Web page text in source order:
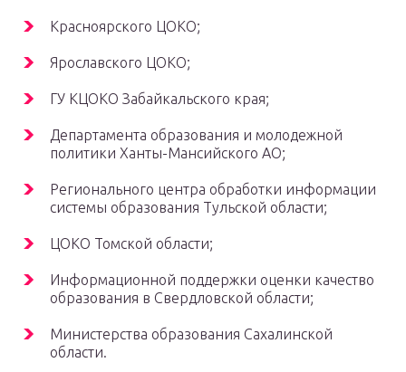
Красноярского ЦОКО;
Ярославского ЦОКО;
ГУ КЦОКО Забайкальского края;
Департамента образования и молодежной
политики Ханты-Мансийского АО;
Регионального центра обработки информации
системы образования Тульской области;
ЦОКО Томской области;
Информационной поддержки оценки качество
образования в Свердловской области;
Министерства образования Сахалинской
области.